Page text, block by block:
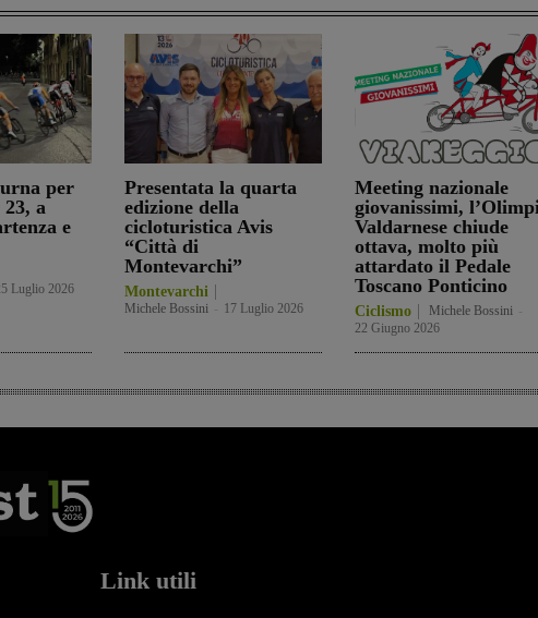
per
a
e
Luglio 2026
Presentata la quarta
edizione della
cicloturistica Avis
“Città di
Montevarchi”
Montevarchi
Michele Bossini 17 Luglio 2026
Meeting nazionale
giovanissimi,
Valdarnese chiude
ottava, molto più
attardato il Pedale
Toscano Ponticino
Ciclismo Michele Bossini
22 Giugno 2026
Link utili